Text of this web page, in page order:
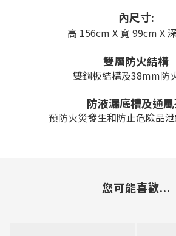
內尺寸:
高 156cm X 寬 99cm X
雙層防火結構
雙鋼板結構及38mm防
防液漏底槽及通
預防火災發生和防止危險品
您可能喜歡...